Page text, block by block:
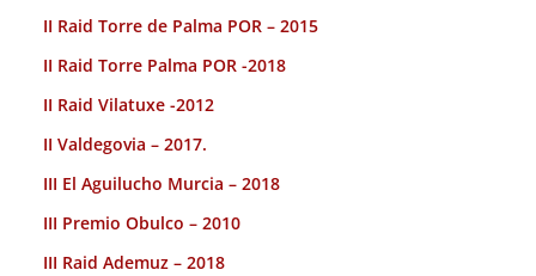
II Raid Torre de Palma POR – 2015
II Raid Torre Palma POR -2018
II Raid Vilatuxe -2012
II Valdegovia – 2017.
III El Aguilucho Murcia – 2018
III Premio Obulco – 2010
III Raid Ademuz – 2018